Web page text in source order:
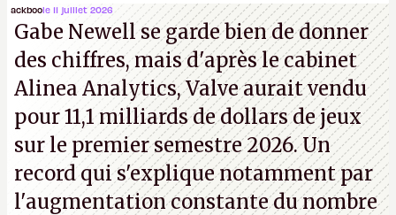
travaillé sur cetAssassin's Creedsous la direction
d'Ubisoft Singapour.A.
ackboole 11 juillet 2026
Gabe Newell se garde bien de donner
des chiffres, mais d'après le cabinet
Alinea Analytics, Valve aurait vendu
pour 11,1 milliards de dollars de jeux
sur le premier semestre 2026. Un
record qui s'explique notamment par
l'augmentation constante du nombre